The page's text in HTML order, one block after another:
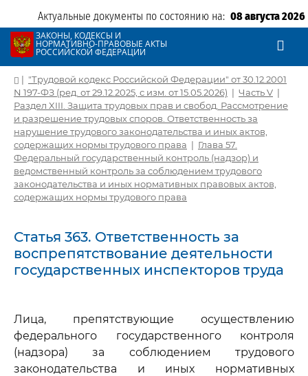
Актуальные документы по состоянию на: 08 августа 2026
ЗАКОНЫ, КОДЕКСЫ И
НОРМАТИВНО-ПРАВОВЫЕ АКТЫ
РОССИЙСКОЙ ФЕДЕРАЦИИ
| "Трудовой кодекс Российской Федерации" от 30.12.2001
N 197-ФЗ (ред. от 29.12.2025, с изм. от 15.05.2026) | Часть V |
Раздел XIII. Защита трудовых прав и свобод. Рассмотрение
и разрешение трудовых споров. Ответственность за
нарушение трудового законодательства и иных актов,
содержащих нормы трудового права | Глава 57.
Федеральный государственный контроль (надзор) и
ведомственный контроль за соблюдением трудового
законодательства и иных нормативных правовых актов,
содержащих нормы трудового права
Статья 363. Ответственность за
воспрепятствование деятельности
государственных инспекторов труда
Лица, препятствующие осуществлению
федерального государственного контроля
(надзора) за соблюдением трудового
законодательства и иных нормативных